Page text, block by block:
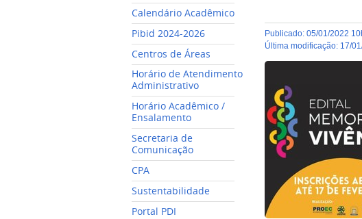
Calendário Acadêmico
Pibid 2024-2026
Centros de Áreas
Horário de Atendimento
Administrativo
Horário Acadêmico /
Ensalamento
Secretaria de
Comunicação
CPA
Sustentabilidade
Portal PDI
publicado:05/01/2022
última modificação: 17/